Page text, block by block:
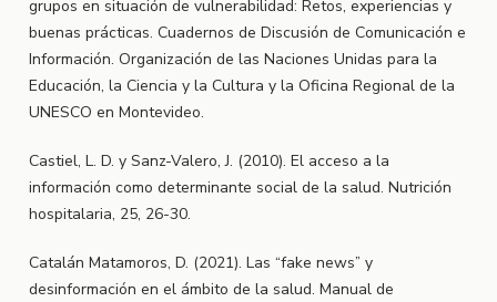
grupos en situación de vulnerabilidad: Retos, experiencias y
buenas prácticas. Cuadernos de Discusión de Comunicación e
Información. Organización de las Naciones Unidas para la
Educación, la Ciencia y la Cultura y la Oficina Regional de la
UNESCO en Montevideo.
Castiel, L. D. y Sanz-Valero, J. (2010). El acceso a la
información como determinante social de la salud. Nutrición
hospitalaria, 25, 26-30.
Catalán Matamoros, D. (2021). Las “fake news” y
desinformación en el ámbito de la salud. Manual de